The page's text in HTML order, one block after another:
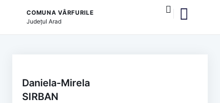
COMUNA VÂRFURILE
JudețulArad
Daniela-Mirela
SIRBAN